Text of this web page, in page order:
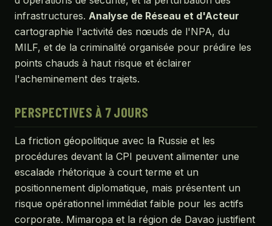
infrastructures. Analyse de Réseau et d'Acteur
cartographie l'activité des nœuds de l'NPA, du
MILF, et de la criminalité organisée pour prédire les
points chauds à haut risque et éclairer
l'acheminement des trajets.
PERSPECTIVES À 7 JOURS
La friction géopolitique avec la Russie et les
procédures devant la CPI peuvent alimenter une
escalade rhétorique à court terme et un
positionnement diplomatique, mais présentent un
risque opérationnel immédiat faible pour les actifs
corporate. Mimaropa et la région de Davao justifient